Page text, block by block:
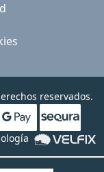
reservados.